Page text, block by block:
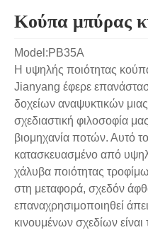
Κούπα μπύρας
Model:PB35A
Η υψηλής ποιότητας
Jianyang έφερε
δοχείων αναψυκτικών
σχεδιαστική φιλοσοφία
βιομηχανία ποτών. Αυτό
κατασκευασμένο από
χάλυβα ποιότητας
στη μεταφορά, σχεδόν
επαναχρησιμοποιηθεί
κινουμένων σχεδίων είναι